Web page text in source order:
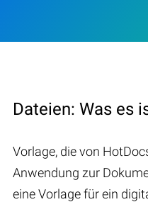
Dateien: Was es
Vorlage, die von
Anwendung zur
eine Vorlage für ein